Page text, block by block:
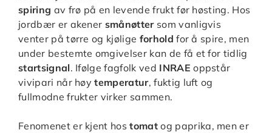
spiring av frø på en levende frukt før høsting. Hos
jordbær er akener smånøttersom vanligvis
venter på tørre og kjølige forhold for å spire, men
under bestemte omgivelser kan de få et for tidlig
startsignal. Ifølge fagfolk ved INRAE oppstår
vivipari når høytemperatur, fuktig luft og
fullmodne frukter virker sammen.
Fenomenet er kjent hostomatog paprika, men er